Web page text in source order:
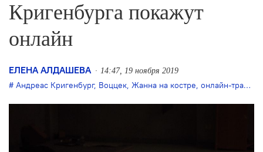
Кригенбурга покажут
онлайн
ЕЛЕНА АЛДАШЕВА 14:47, 19 ноября 2019
Андреас Кригенбург, Воццек, Жанна на костре, онлайн-трансляции